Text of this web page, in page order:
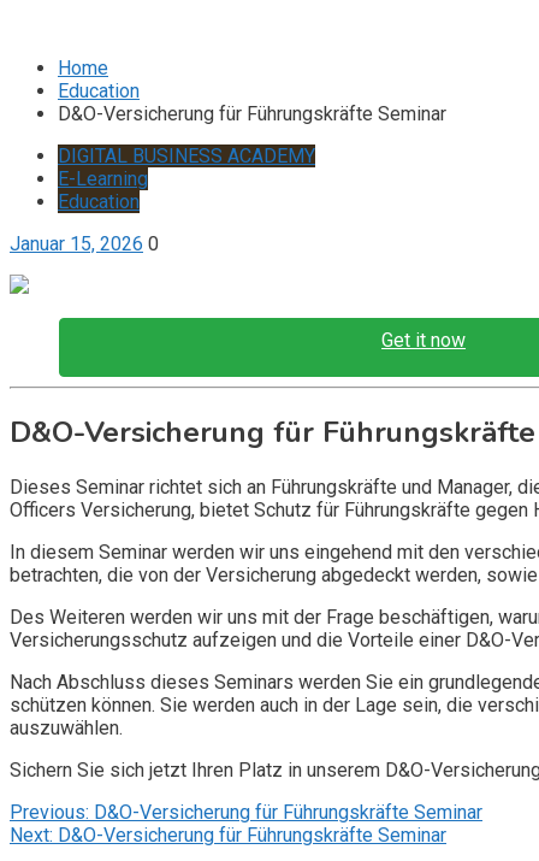
Home
Education
D&O-Versicherung für Führungskräfte Seminar
DIGITAL BUSINESS ACADEMY
E-Learning
Education
Januar 15, 2026 0
Get it now
D&O-Versicherung für
Dieses Seminar richtet sich an Führungskräfte und Manager,
Officers Versicherung, bietet Schutz für Führungskräfte
In diesem Seminar werden wir uns eingehend mit den
betrachten, die von der Versicherung abgedeckt werden,
Des Weiteren werden wir uns mit der Frage beschäftigen,
Versicherungsschutz aufzeigen und die Vorteile einer D&O-
Nach Abschluss dieses Seminars werden Sie ein
schützen können. Sie werden auch in der Lage sein, die
auszuwählen.
Sichern Sie sich jetzt Ihren Platz in unserem D&O-
Beitragsnavigation
Previous: D&O-Versicherung für Führungskräfte Seminar
Next: D&O-Versicherung für Führungskräfte Seminar